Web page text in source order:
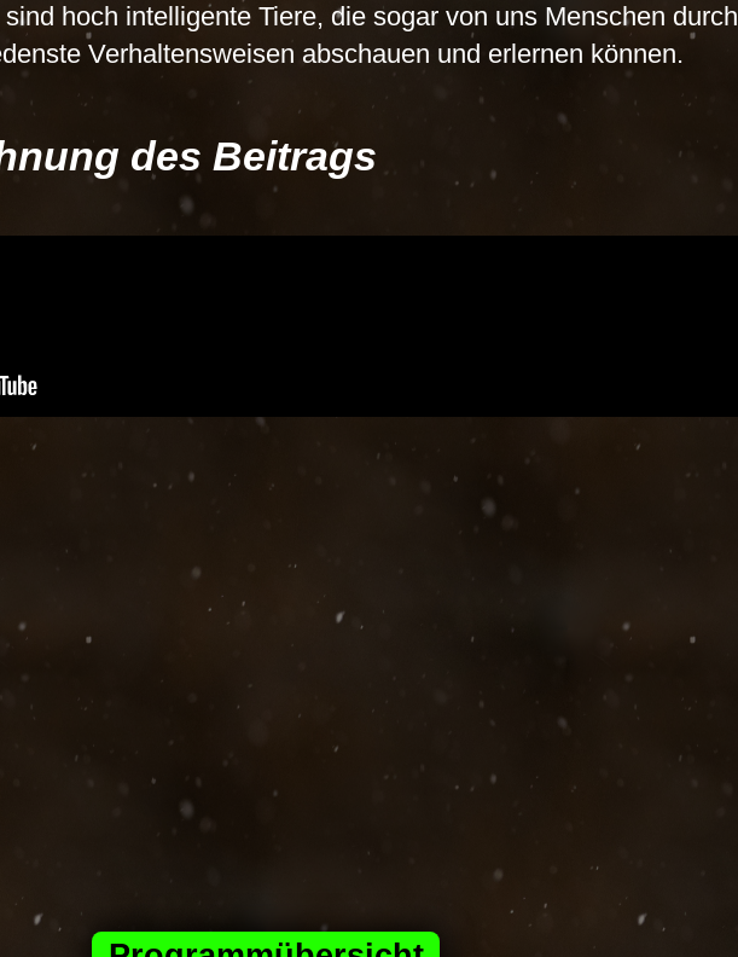
hoch intelligente Tiere, die sogar von uns Menschen durch
Verhaltensweisen abschauen und erlernen können.
des Beitrags